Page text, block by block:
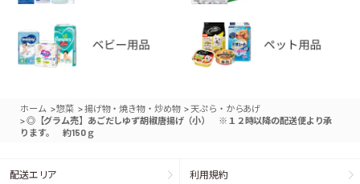
ホーム >惣菜 >揚げ物・焼き物・炒め物 >天ぷら・からあげ
>◎【グラム売】あごだしゆず胡椒唐揚げ（小） ※１２時以降の配送便より承
ります。 約150ｇ
配送エリア 利用規約